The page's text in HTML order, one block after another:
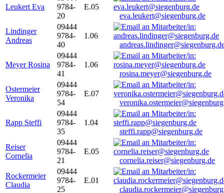
Leukert Eva
9784-
20
E.05
eva.leukert@siegenburg.de
Lindinger
Andreas
09444
9784-
40
1.06
Meyer Rosina
09444
9784-
41
1.06
rosina.meyer@siegenburg.de
Ostermeier
Veronika
09444
9784-
54
E.07
Rapp Steffi
09444
9784-
35
1.04
steffi.rapp@siegenburg.de
Reiser
Cornelia
09444
9784-
21
E.05
cornelia.reiser@siegenburg.de
Rockermeier
Claudia
09444
9784-
25
E.01